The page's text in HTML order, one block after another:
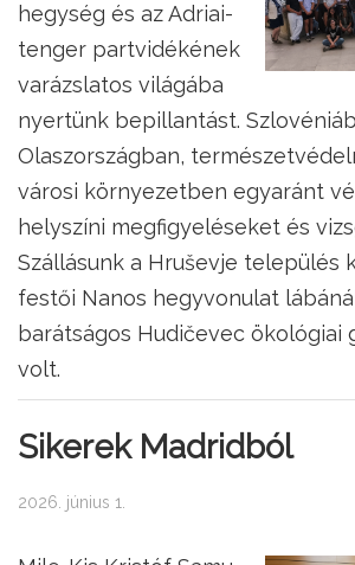
hegység és az Adriai-
tenger partvidékének
varázslatos világába
nyertünk bepillantást.
Olaszországban,
városi környezetben egyaránt
helyszíni megfigyeléseket és
Szállásunk a Hruševje település
festői Nanos hegyvonulat
barátságos Hudičevec ökológiai
volt.
Sikerek Madridból
2026. június 1.